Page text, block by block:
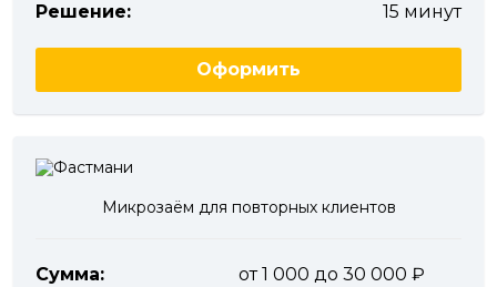
Решение:
15 минут
Оформить
Микрозаём для повторных клиентов
Сумма:
от 1 000 до 30 000